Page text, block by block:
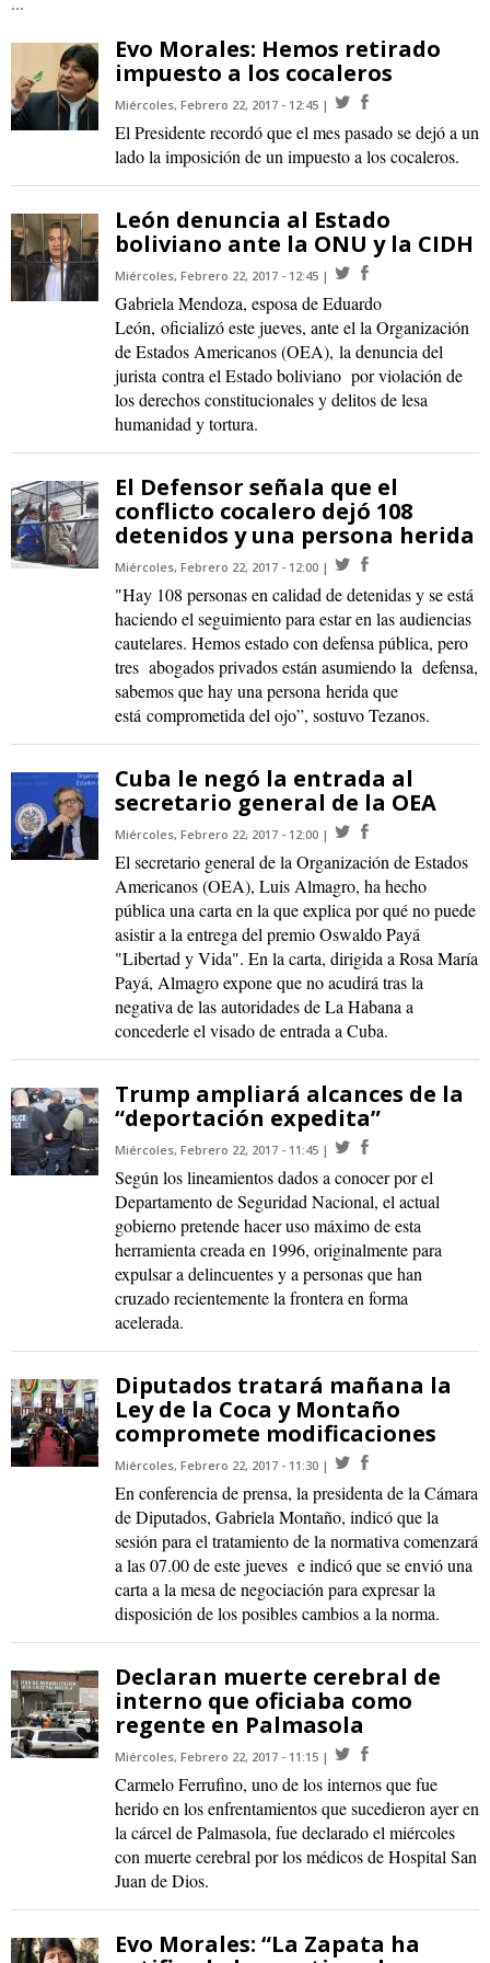
Evo Morales: Hemos retirado
impuesto a los cocaleros
Miércoles, Febrero 22, 2017 - 12:45
El Presidente recordó que el mes pasado se dejó a un
lado la imposición de un impuesto a los cocaleros.
León denuncia al Estado
boliviano ante la ONU y la CIDH
Miércoles, Febrero 22, 2017 - 12:45
Gabriela Mendoza, esposa de Eduardo
León, oficializó este jueves, ante el la Organización
de Estados Americanos (OEA), la denuncia del
jurista contra el Estado boliviano por violación de
los derechos constitucionales y delitos de lesa
humanidad y tortura.
El Defensor señala que el
conflicto cocalero dejó 108
detenidos y una persona herida
Miércoles, Febrero 22, 2017 - 12:00
"Hay 108 personas en calidad de detenidas y se está
haciendo el seguimiento para estar en las audiencias
cautelares. Hemos estado con defensa pública, pero
tres abogados privados están asumiendo la defensa,
sabemos que hay una persona herida que
está comprometida del ojo”, sostuvo Tezanos.
Cuba le negó la entrada al
secretario general de la OEA
Miércoles, Febrero 22, 2017 - 12:00
El secretario general de la Organización de Estados
Americanos (OEA), Luis Almagro, ha hecho
pública una carta en la que explica por qué no puede
asistir a la entrega del premio Oswaldo Payá
"Libertad y Vida". En la carta, dirigida a Rosa María
Payá, Almagro expone que no acudirá tras la
negativa de las autoridades de La Habana a
concederle el visado de entrada a Cuba.
Trump ampliará alcances de la
“deportación expedita”
Miércoles, Febrero 22, 2017 - 11:45
Según los lineamientos dados a conocer por el
Departamento de Seguridad Nacional, el actual
gobierno pretende hacer uso máximo de esta
herramienta creada en 1996, originalmente para
expulsar a delincuentes y a personas que han
cruzado recientemente la frontera en forma
acelerada.
Diputados tratará mañana la
Ley de la Coca y Montaño
compromete modificaciones
Miércoles, Febrero 22, 2017 - 11:30
En conferencia de prensa, la presidenta de la Cámara
de Diputados, Gabriela Montaño, indicó que la
sesión para el tratamiento de la normativa comenzará
a las 07.00 de este jueves e indicó que se envió una
carta a la mesa de negociación para expresar la
disposición de los posibles cambios a la norma.
Declaran muerte cerebral de
interno que oficiaba como
regente en Palmasola
Miércoles, Febrero 22, 2017 - 11:15
Carmelo Ferrufino, uno de los internos que fue
herido en los enfrentamientos que sucedieron ayer en
la cárcel de Palmasola, fue declarado el miércoles
con muerte cerebral por los médicos de Hospital San
Juan de Dios.
Evo Morales: “La Zapata ha